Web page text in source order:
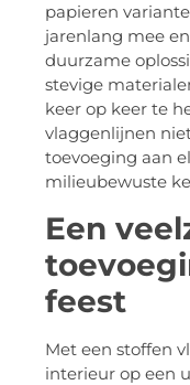
papieren
jarenlang mee
duurzame
stevige
keer op keer te
vlaggenlijnen
toevoeging aan
milieubewuste
Een
feest
Met een stoffen
interieur op een